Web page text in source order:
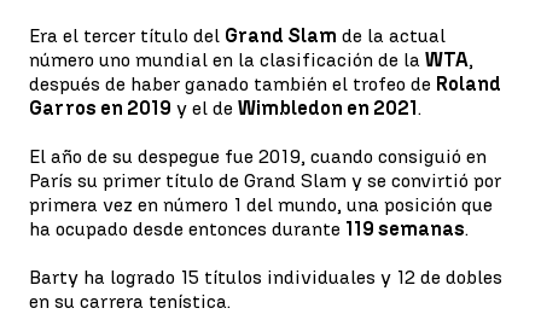
Era el tercer título del Grand Slam de la actual
número uno mundial en la clasificación de la WTA,
después de haber ganado también el trofeo de Roland
Garros en 2019 y el de Wimbledon en 2021.
El año de su despegue fue 2019, cuando consiguió en
París su primer título de Grand Slam y se convirtió por
primera vez en número 1 del mundo, una posición que
ha ocupado desde entonces durante 119 semanas.
Barty ha logrado 15 títulos individuales y 12 de dobles
en su carrera tenística.